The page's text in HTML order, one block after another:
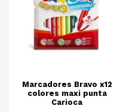
Marcadores Bravo x12
colores maxi punta
Carioca